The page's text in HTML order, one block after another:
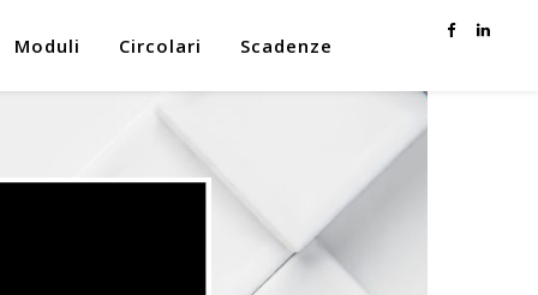
Moduli Circolari Scadenze